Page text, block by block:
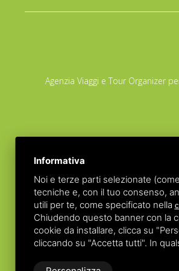
Agenzia Viaggi e Tour Organizer
POLIZZA
POLIZZA
Copyrights – 2026
Partita IVA 01428530388 - C.F
Informativa
Noi e terze parti selezionate
tecniche e, con il tuo consenso,
utili per te, come specificato nella
Chiudendo questo banner con la
cookie da installare, clicca su
cliccando su "Accetta tutti". In